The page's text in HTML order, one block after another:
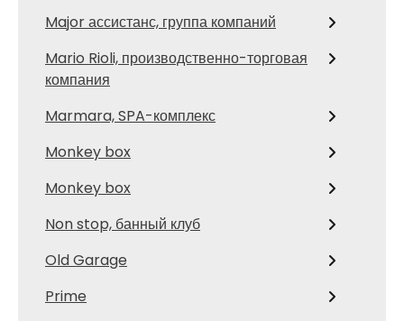
Major ассистанс, группа компаний
Mario Rioli, производственно-торговая
компания
Marmara, SPA-комплекс
Monkey box
Monkey box
Non stop, банный клуб
Old Garage
Prime